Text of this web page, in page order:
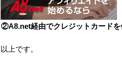
②A8.net経由でクレジットカードを
以上です。